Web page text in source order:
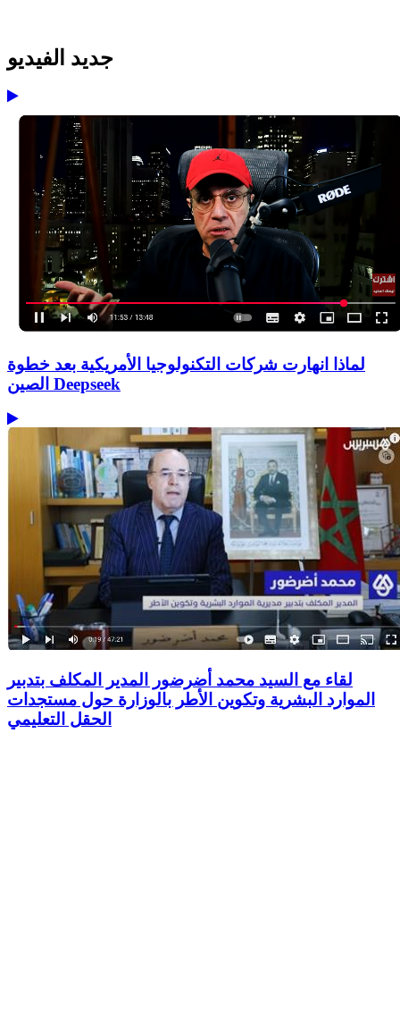
جديد الفيديو
لماذا انهارت شركات التكنولوجيا الأمريكية بعد خطوة
الصين Deepseek
لقاء مع السيد محمد أضرضور المدير المكلف بتدبير
الموارد البشرية وتكوين الأطر بالوزارة حول مستجدات
الحقل التعليمي